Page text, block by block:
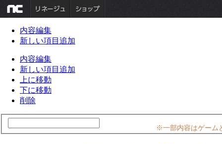
内容編集
新しい項目追加
内容編集
新しい項目追加
上に移動
下に移動
削除
※一部内容はゲーム